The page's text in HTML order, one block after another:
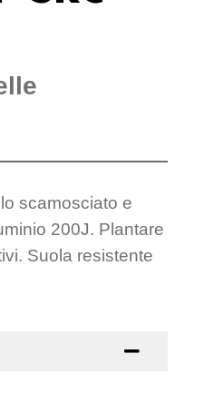
scamosciato e
200J. Plantare
Suola resistente